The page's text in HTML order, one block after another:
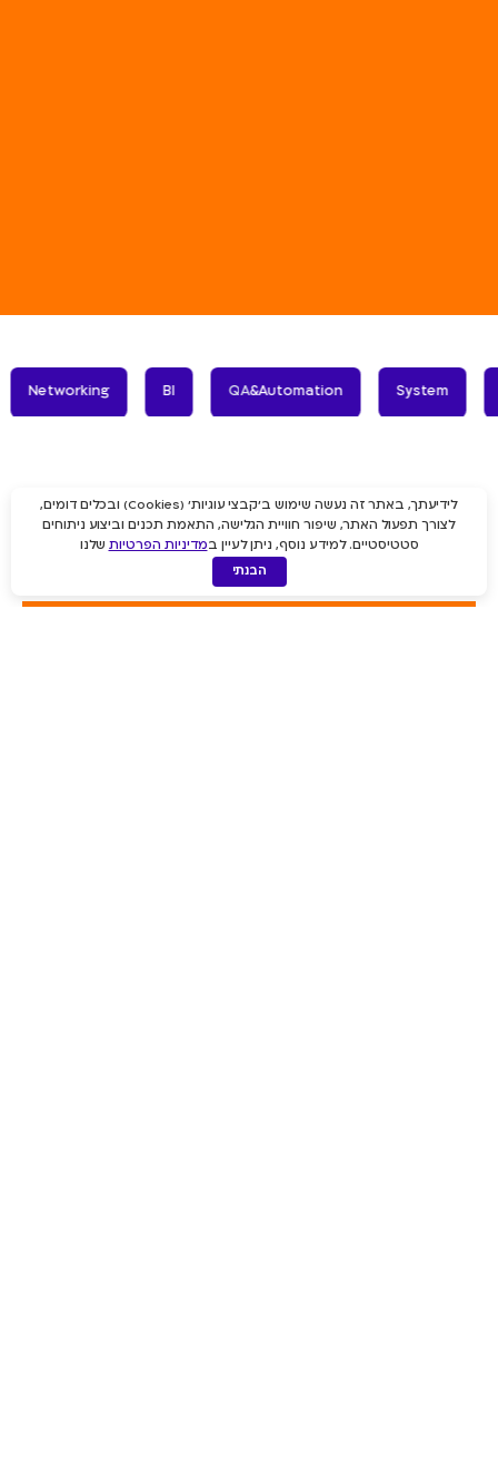
Networking BI QA&Automation System
שאלות?
מה הסיכויים לזכות ולקבל תגמול?
לידיעתך, באתר זה נעשה שימוש ב'קבצי עוגיות' (Cookies) ובכלים דומים,
לצורך תפעול האתר, שיפור חוויית הגלישה, התאמת תכנים וביצוע ניתוחים
סטטיסטיים. למידע נוסף, ניתן לעיין במדיניות הפרטיות שלנו
הבנתי